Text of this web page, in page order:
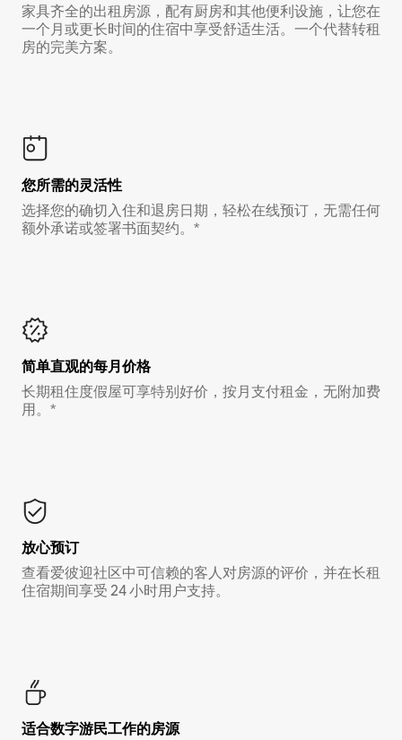
家具齐全的出租房源，配有厨房和其他便利设施，让您在
一个月或更长时间的住宿中享受舒适生活。一个代替转租
房的完美方案。
您所需的灵活性
选择您的确切入住和退房日期，轻松在线预订，无需任何
额外承诺或签署书面契约。*
简单直观的每月价格
长期租住度假屋可享特别好价，按月支付租金，无附加费
用。*
放心预订
查看爱彼迎社区中可信赖的客人对房源的评价，并在长租
住宿期间享受 24 小时用户支持。
适合数字游民工作的房源